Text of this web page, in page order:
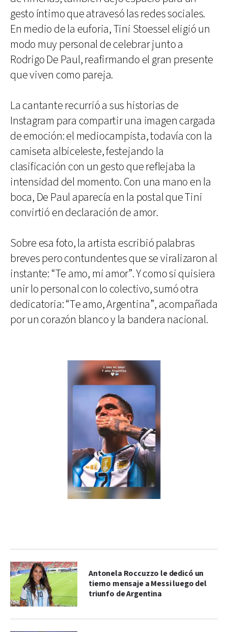
gesto íntimo que atravesó las redes sociales.
En medio de la euforia, Tini Stoessel eligió un
modo muy personal de celebrar junto a
Rodrigo De Paul, reafirmando el gran presente
que viven como pareja.
La cantante recurrió a sus historias de
Instagram para compartir una imagen cargada
de emoción: el mediocampista, todavía con la
camiseta albiceleste, festejando la
clasificación con un gesto que reflejaba la
intensidad del momento. Con una mano en la
boca, De Paul aparecía en la postal que Tini
convirtió en declaración de amor.
Sobre esa foto, la artista escribió palabras
breves pero contundentes que se viralizaron al
instante: “Te amo, mi amor”. Y como si quisiera
unir lo personal con lo colectivo, sumó otra
dedicatoria: “Te amo, Argentina”, acompañada
por un corazón blanco y la bandera nacional.
Antonela Roccuzzo le dedicó un
tierno mensaje a Messi luego del
triunfo de Argentina